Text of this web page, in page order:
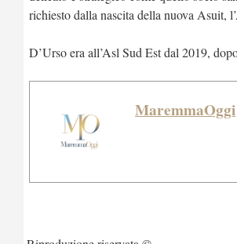
richiesto dalla nascita della nuova Asuit,
D’Urso era all’Asl Sud Est dal 2019,
MaremmaOggi